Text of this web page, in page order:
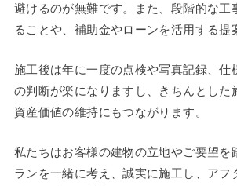
避けるのが無難です。また、段階的な工
ることや、補助金やローンを活用する提
施工後は年に一度の点検や写真記録、仕
の判断が楽になりますし、きちんとした
資産価値の維持にもつながります。
私たちはお客様の建物の立地やご要望を
ランを一緒に考え、誠実に施工し、アフ